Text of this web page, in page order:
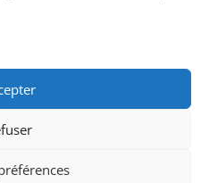
légales
(UE)